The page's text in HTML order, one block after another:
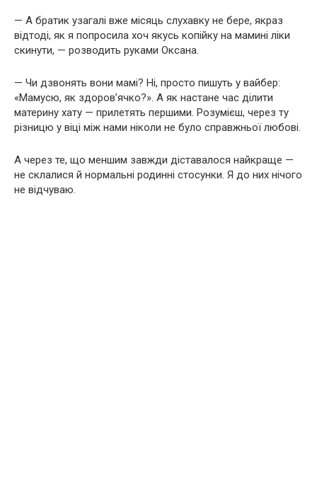
— А братик узагалі вже місяць слухавку не бере, якраз
відтоді, як я попросила хоч якусь копійку на мамині ліки
скинути, — розводить руками Оксана.
— Чи дзвонять вони мамі? Ні, просто пишуть у вайбер:
«Мамусю, як здоров’ячко?». А як настане час ділити
материну хату — прилетять першими. Розумієш, через ту
різницю у віці між нами ніколи не було справжньої любові.
А через те, що меншим завжди діставалося найкраще —
не склалися й нормальні родинні стосунки. Я до них нічого
не відчуваю.